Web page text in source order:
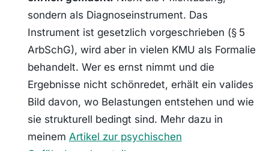
sondern als Diagnoseinstrument. Das
Instrument ist gesetzlich vorgeschrieben (§ 5
ArbSchG), wird aber in vielen KMU als Formalie
behandelt. Wer es ernst nimmt und die
Ergebnisse nicht schönredet, erhält ein valides
Bild davon, wo Belastungen entstehen und wie
sie strukturell bedingt sind. Mehr dazu in
meinem Artikel zur psychischen